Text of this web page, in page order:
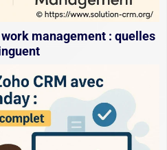
management : quelles